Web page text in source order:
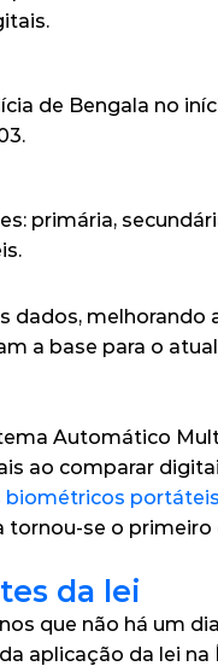
de Bengala no
primária,
melhorando
a base para o atual
Automático
ao comparar
biométricos portáteis
tornou-se o
da lei
que não há um
aplicação da lei na